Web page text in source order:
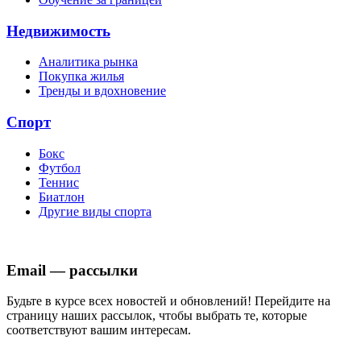
Недвижимость
Аналитика рынка
Покупка жилья
Тренды и вдохновение
Спорт
Бокс
Футбол
Теннис
Биатлон
Другие виды спорта
Email — рассылки
Будьте в курсе всех новостей и обновлений! Перейдите на
страницу наших рассылок, чтобы выбрать те, которые
соответствуют вашим интересам.